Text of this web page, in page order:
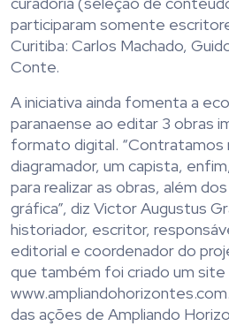
participaram somente
Curitiba: Carlos Machado,
Conte.
A iniciativa ainda fomenta a
paranaense ao editar 3 obras
formato digital. “Contratamos
diagramador, um capista,
para realizar as obras, além
gráfica”, diz Victor Augustus
historiador, escritor,
editorial e coordenador do
que também foi criado um site
das ações de Ampliando